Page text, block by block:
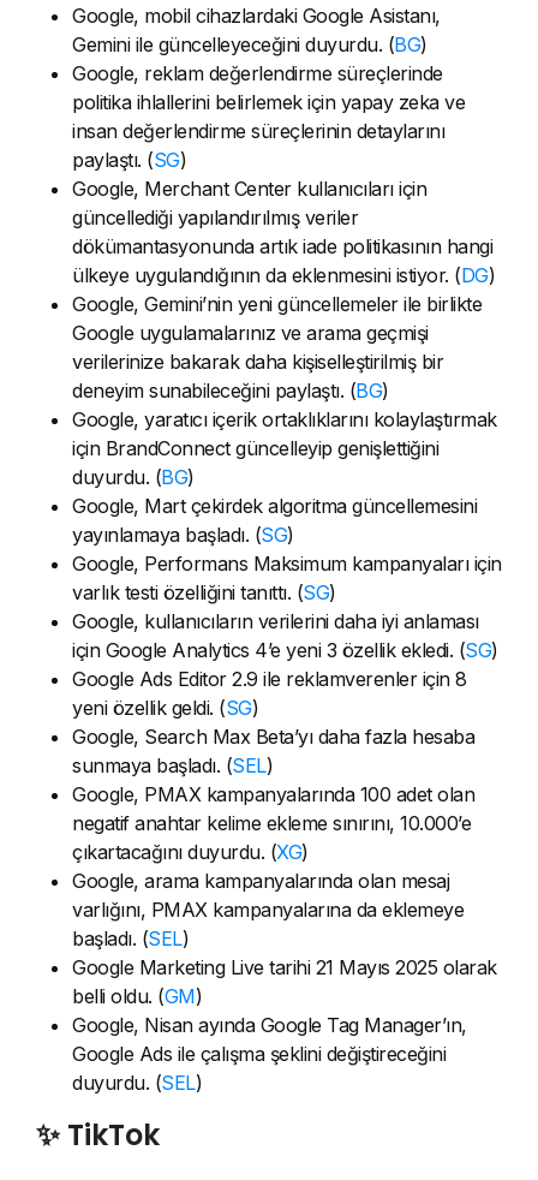
Google, mobil cihazlardaki Google Asistanı,
Gemini ile güncelleyeceğini duyurdu. (BG)
Google, reklam değerlendirme süreçlerinde
politika ihlallerini belirlemek için yapay zeka ve
insan değerlendirme süreçlerinin detaylarını
paylaştı. (SG)
Google, Merchant Center kullanıcıları için
güncellediği yapılandırılmış veriler
dökümantasyonunda artık iade politikasının hangi
ülkeye uygulandığının da eklenmesini istiyor. (DG)
Google, Gemini’nin yeni güncellemeler ile birlikte
Google uygulamalarınız ve arama geçmişi
verilerinize bakarak daha kişiselleştirilmiş bir
deneyim sunabileceğini paylaştı. (BG)
Google, yaratıcı içerik ortaklıklarını kolaylaştırmak
için BrandConnect güncelleyip genişlettiğini
duyurdu. (BG)
Google, Mart çekirdek algoritma güncellemesini
yayınlamaya başladı. (SG)
Google, Performans Maksimum kampanyaları için
varlık testi özelliğini tanıttı. (SG)
Google, kullanıcıların verilerini daha iyi anlaması
için Google Analytics 4’e yeni 3 özellik ekledi. (SG)
Google Ads Editor 2.9 ile reklamverenler için 8
yeni özellik geldi. (SG)
Google, Search Max Beta’yı daha fazla hesaba
sunmaya başladı. (SEL)
Google, PMAX kampanyalarında 100 adet olan
negatif anahtar kelime ekleme sınırını, 10.000’e
çıkartacağını duyurdu. (XG)
Google, arama kampanyalarında olan mesaj
varlığını, PMAX kampanyalarına da eklemeye
başladı. (SEL)
Google Marketing Live tarihi 21 Mayıs 2025 olarak
belli oldu. (GM)
Google, Nisan ayında Google Tag Manager’ın,
Google Ads ile çalışma şeklini değiştireceğini
duyurdu. (SEL)
✨ TikTok